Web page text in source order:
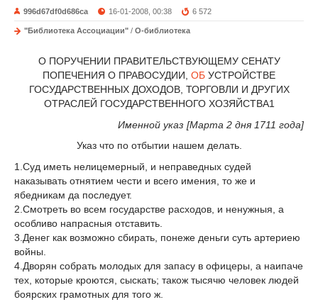
996d67df0d686ca 16-01-2008, 00:38 6 572
"Библиотека Ассоциации" / О-библиотека
О ПОРУЧЕНИИ ПРАВИТЕЛЬСТВУЮЩЕМУ СЕНАТУ
ПОПЕЧЕНИЯ О ПРАВОСУДИИ, ОБ УСТРОЙСТВЕ
ГОСУДАРСТВЕННЫХ ДОХОДОВ, ТОРГОВЛИ И ДРУГИХ
ОТРАСЛЕЙ ГОСУДАРСТВЕННОГО ХОЗЯЙСТВА1
Именной указ [Марта 2 дня 1711 года]
Указ что по отбытии нашем делать.
1.Суд иметь нелицемерный, и неправедных судей
наказывать отнятием чести и всего имения, то же и
ябедникам да последует.
2.Смотреть во всем государстве расходов, и ненужныя, а
особливо напрасныя отставить.
3.Денег как возможно сбирать, понеже деньги суть артериею
войны.
4.Дворян собрать молодых для запасу в офицеры, а наипаче
тех, которые кроются, сыскать; також тысячю человек людей
боярских грамотных для того ж.